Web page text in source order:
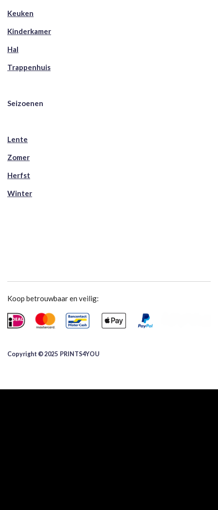
Keuken
Kinderkamer
Hal
Trappenhuis
Seizoenen
Lente
Zomer
Herfst
Winter
Koop betrouwbaar en veilig:
Copyright © 2025 ​PRINTS4YOU